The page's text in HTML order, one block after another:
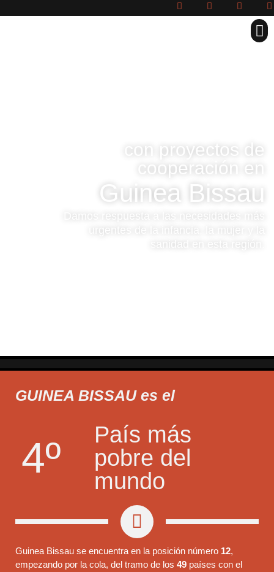
con proyectos de
cooperación en
Guinea Bissau
Damos respuesta a las necesidades más
GUINEA BISSAU es el
4º
País más
pobre del
mundo
Guinea Bissau se encuentra en la posición número 12,
empezando por la cola, del tramo de los 49 países con el